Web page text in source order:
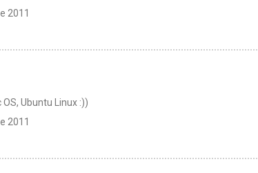
2011
OS, Ubuntu Linux :))
2011